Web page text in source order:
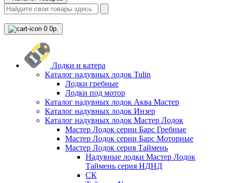
0 0р.
Лодки и катера
Каталог надувных лодок Tulin
Лодки гребные
Лодки под мотор
Каталог надувных лодок Аква Мастер
Каталог надувных лодок Инзер
Каталог надувных лодок Мастер Лодок
Мастер Лодок серии Барс Гребные
Мастер Лодок серии Барс Моторные
Мастер Лодок серия Таймень
Надувные лодки Мастер Лодок
Таймень серия НДНД
СК